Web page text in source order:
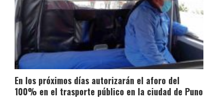
En los próximos días autorizarán el aforo del
100% en el trasporte público en la ciudad de Puno